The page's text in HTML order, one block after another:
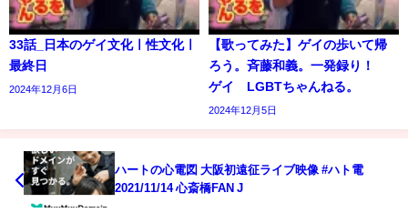
33話_日本のゲイ文化ㅣ性文化ㅣ
最終日
2024年12月6日
【歌ってみた】ゲイの歩いて帰
ろう。斉藤和義。一発録り！
ゲイ LGBTちゃんねる。
2024年12月5日
ハートの心電図 大阪初遠征ライブ映像 #ハト電
2021/11/14 心斎橋FAN J